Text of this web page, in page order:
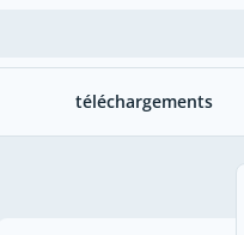
téléchargements